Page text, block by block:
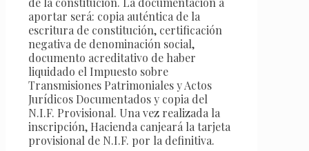
aportar será: copia auténtica de la
escritura de constitución, certificación
negativa de denominación social,
documento acreditativo de haber
liquidado el Impuesto sobre
Transmisiones Patrimoniales y Actos
Jurídicos Documentados y copia del
N.I.F. Provisional. Una vez realizada la
inscripción, Hacienda canjeará la tarjeta
provisional de N.I.F. por la definitiva.